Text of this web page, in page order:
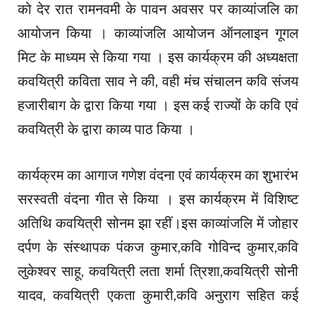
को देर रात रामनवमी के पावन अवसर पर काव्यांजलि का
आयोजन किया । काव्यांजलि आयोजन ऑनलाइन गूगल
मिट के माध्यम से किया गया । इस कार्यक्रम की अध्यक्षता
कवयित्री कविता साव ने की, वही मंच संचालन कवि संजय
हजारीबाग के द्वारा किया गया । इस कई राज्यों के कवि एवं
कवयित्री के द्वारा काव्य पाठ किया ।
कार्यक्रम का आगाज गणेश वंदना एवं कार्यक्रम का शुभारंभ
सरस्वती वंदना गीत से किया । इस कार्यक्रम में विशिष्ट
अतिथि कवयित्री सोनम झा रहीं।इस काव्यांजलि में जोहार
दर्पण के संस्थापक पंकज कुमार,कवि गोविन्द कुमार,कवि
लुकेश्वर साहू, कवयित्री लता शर्मा त्रिशा,कवयित्री सोनी
यादव, कवयित्री एकता कुमारी,कवि अनुराग सहित कई